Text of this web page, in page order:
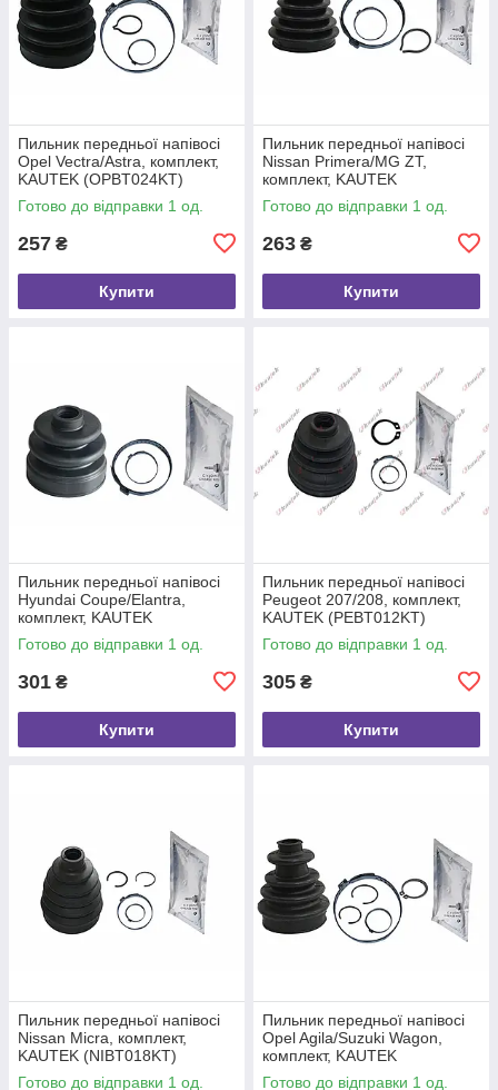
Пильник передньої напівосі
Opel Vectra/Astra, комплект,
KAUTEK (OPBT024KT)
Готово до відправки 1 од.
257 ₴
Купити
Пильник передньої напівосі
Nissan Primera/MG ZT,
комплект, KAUTEK
(NIBT017KT)
Готово до відправки 1 од.
263 ₴
Купити
Пильник передньої напівосі
Hyundai Coupe/Elantra,
комплект, KAUTEK
(HYBT014KT)
Готово до відправки 1 од.
301 ₴
Купити
Пильник передньої напівосі
Peugeot 207/208, комплект,
KAUTEK (PEBT012KT)
Готово до відправки 1 од.
305 ₴
Купити
Пильник передньої напівосі
Nissan Micra, комплект,
KAUTEK (NIBT018KT)
Готово до відправки 1 од.
Пильник передньої напівосі
Opel Agila/Suzuki Wagon,
комплект, KAUTEK
(OPBT022KT)
Готово до відправки 1 од.